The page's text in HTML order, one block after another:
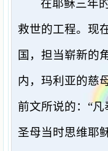
在耶稣三年
救世的工程。现
国，担当崭新的
内，玛利亚的慈
前文所说的：“
圣母当时思维耶